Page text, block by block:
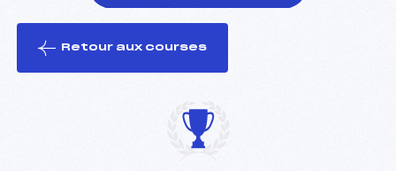
le ski
Retour aux courses